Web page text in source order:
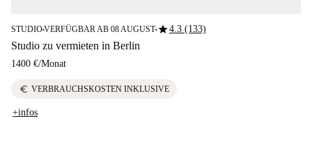
STUDIO■VERFÜGBAR AB 08 AUGUST■star4.3 (133)
Studio zu vermieten in Berlin
1400 €/Monat
euro VERBRAUCHSKOSTEN INKLUSIVE
+infos